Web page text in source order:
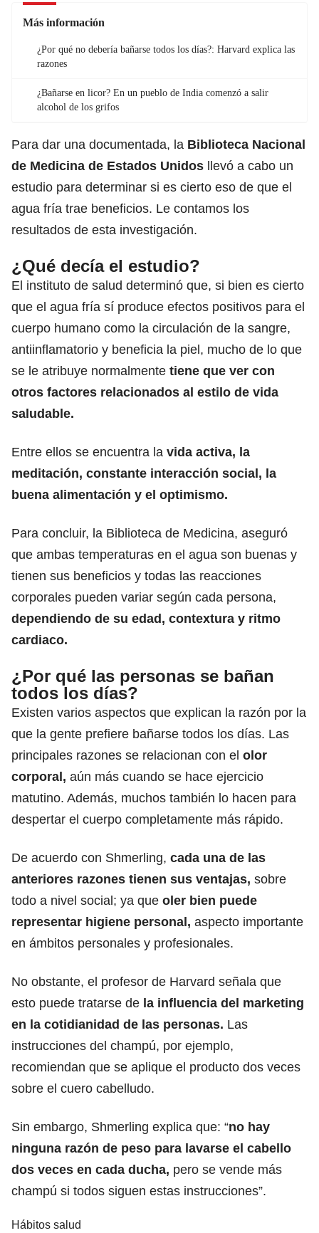
Más información
¿Por qué no debería bañarse todos los días?: Harvard explica las
razones
¿Bañarse en licor? En un pueblo de India comenzó a salir
alcohol de los grifos
Para dar una documentada, la Biblioteca Nacional
de Medicina de Estados Unidos llevó a cabo un
estudio para determinar si es cierto eso de que el
agua fría trae beneficios. Le contamos los
resultados de esta investigación.
¿Qué decía el estudio?
El instituto de salud determinó que, si bien es cierto
que el agua fría sí produce efectos positivos para el
cuerpo humano como la circulación de la sangre,
antiinflamatorio y beneficia la piel, mucho de lo que
se le atribuye normalmente tiene que ver con
otros factores relacionados al estilo de vida
saludable.
Entre ellos se encuentra la vida activa, la
meditación, constante interacción social, la
buena alimentación y el optimismo.
Para concluir, la Biblioteca de Medicina, aseguró
que ambas temperaturas en el agua son buenas y
tienen sus beneficios y todas las reacciones
corporales pueden variar según cada persona,
dependiendo de su edad, contextura y ritmo
cardiaco.
¿Por qué las personas se bañan
todos los días?
Existen varios aspectos que explican la razón por la
que la gente prefiere bañarse todos los días. Las
principales razones se relacionan con el olor
corporal, aún más cuando se hace ejercicio
matutino. Además, muchos también lo hacen para
despertar el cuerpo completamente más rápido.
De acuerdo con Shmerling, cada una de las
anteriores razones tienen sus ventajas, sobre
todo a nivel social; ya que oler bien puede
representar higiene personal, aspecto importante
en ámbitos personales y profesionales.
No obstante, el profesor de Harvard señala que
esto puede tratarse de la influencia del marketing
en la cotidianidad de las personas. Las
instrucciones del champú, por ejemplo,
recomiendan que se aplique el producto dos veces
sobre el cuero cabelludo.
Sin embargo, Shmerling explica que: “no hay
ninguna razón de peso para lavarse el cabello
dos veces en cada ducha, pero se vende más
champú si todos siguen estas instrucciones”.
Hábitos salud